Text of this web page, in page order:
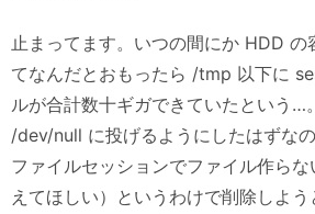
止まってます。いつの間にか HDD の
てなんだとおもったら /tmp 以下に
ルが合計数十ギガできていたという…
/dev/null に投げるようにしたはずな
ファイルセッションでファイル作ら
えてほしい）というわけで削除しよ